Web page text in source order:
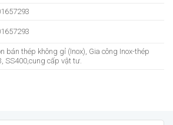
bán thép không gỉ (Inox), Gia công Inox-thép
SS400,cung cấp vật tư.